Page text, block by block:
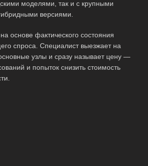
моделями, так и с крупными
версиями.
основе фактического состояния
спроса. Специалист выезжает на
узлы и сразу называет цену —
и попыток снизить стоимость